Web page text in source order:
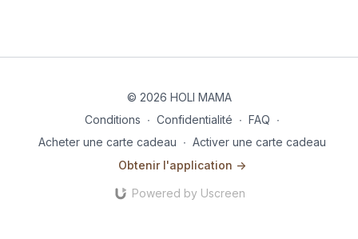
© 2026 HOLI MAMA
Conditions ∙ Confidentialité ∙ FAQ ∙
Acheter une carte cadeau ∙ Activer une carte cadeau
Obtenir l'application ->
Powered by Uscreen